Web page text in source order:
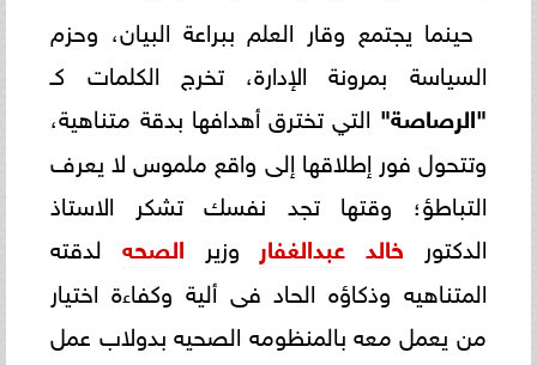
حينما يجتمع وقار العلم ببراعة البيان، وحزم
السياسة بمرونة الإدارة، تخرج الكلمات كـ
"الرصاصة" التي تخترق أهدافها بدقة متناهية،
وتتحول فور إطلاقها إلى واقع ملموس لا يعرف
التباطؤ؛ وقتها تجد نفسك تشكر الاستاذ
الدكتور خالد عبدالغفار وزير الصحهلدقته
المتناهيه وذكاؤه الحاد فى ألية وكفاءة اختيار
من يعمل معه بالمنظومه الصحيه بدولاب عمل